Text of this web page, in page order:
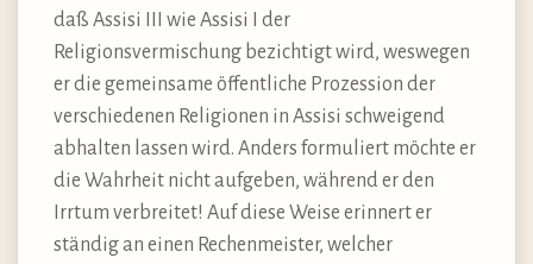
daß Assisi III wie Assisi I der
Religionsvermischung bezichtigt wird, weswegen
er die gemeinsame öffentliche Prozession der
verschiedenen Religionen in Assisi schweigend
abhalten lassen wird. Anders formuliert möchte er
die Wahrheit nicht aufgeben, während er den
Irrtum verbreitet! Auf diese Weise erinnert er
ständig an einen Rechenmeister, welcher